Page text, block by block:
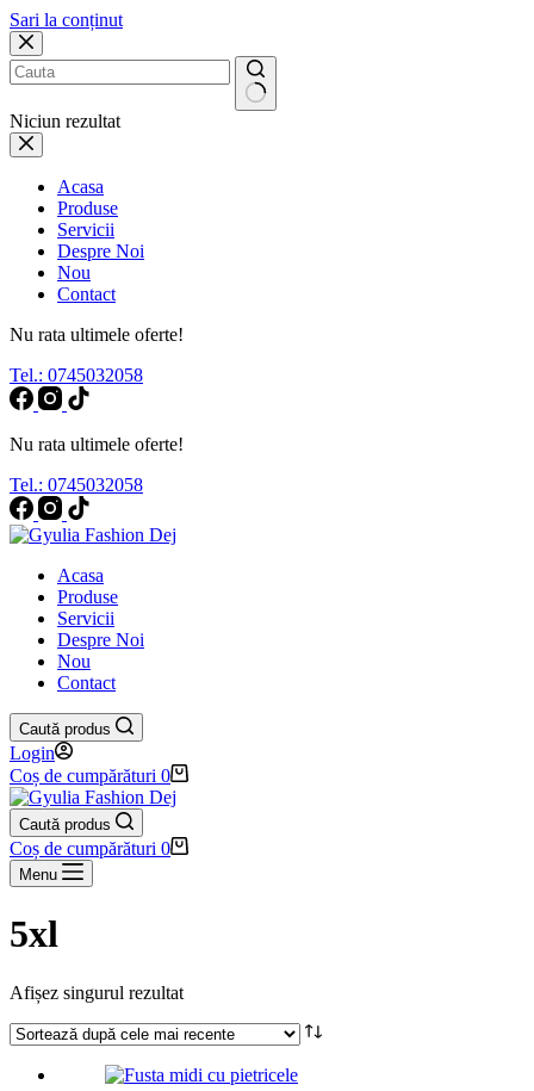
Sari la conținut
Niciun rezultat
Acasa
Produse
Servicii
Despre Noi
Nou
Contact
Nu rata ultimele oferte!
Tel.: 0745032058
Nu rata ultimele oferte!
Tel.: 0745032058
Acasa
Produse
Servicii
Despre Noi
Nou
Contact
Caută produs
Login
Coș de cumpărături 0
Caută produs
Coș de cumpărături 0
Menu
5xl
Afișez singurul rezultat